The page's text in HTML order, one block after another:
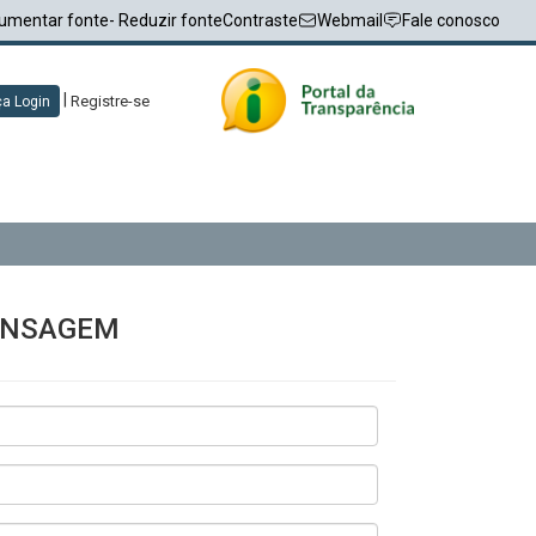
fonte- Reduzir fonteContraste Webmail Fale conosco
Login Registre-se